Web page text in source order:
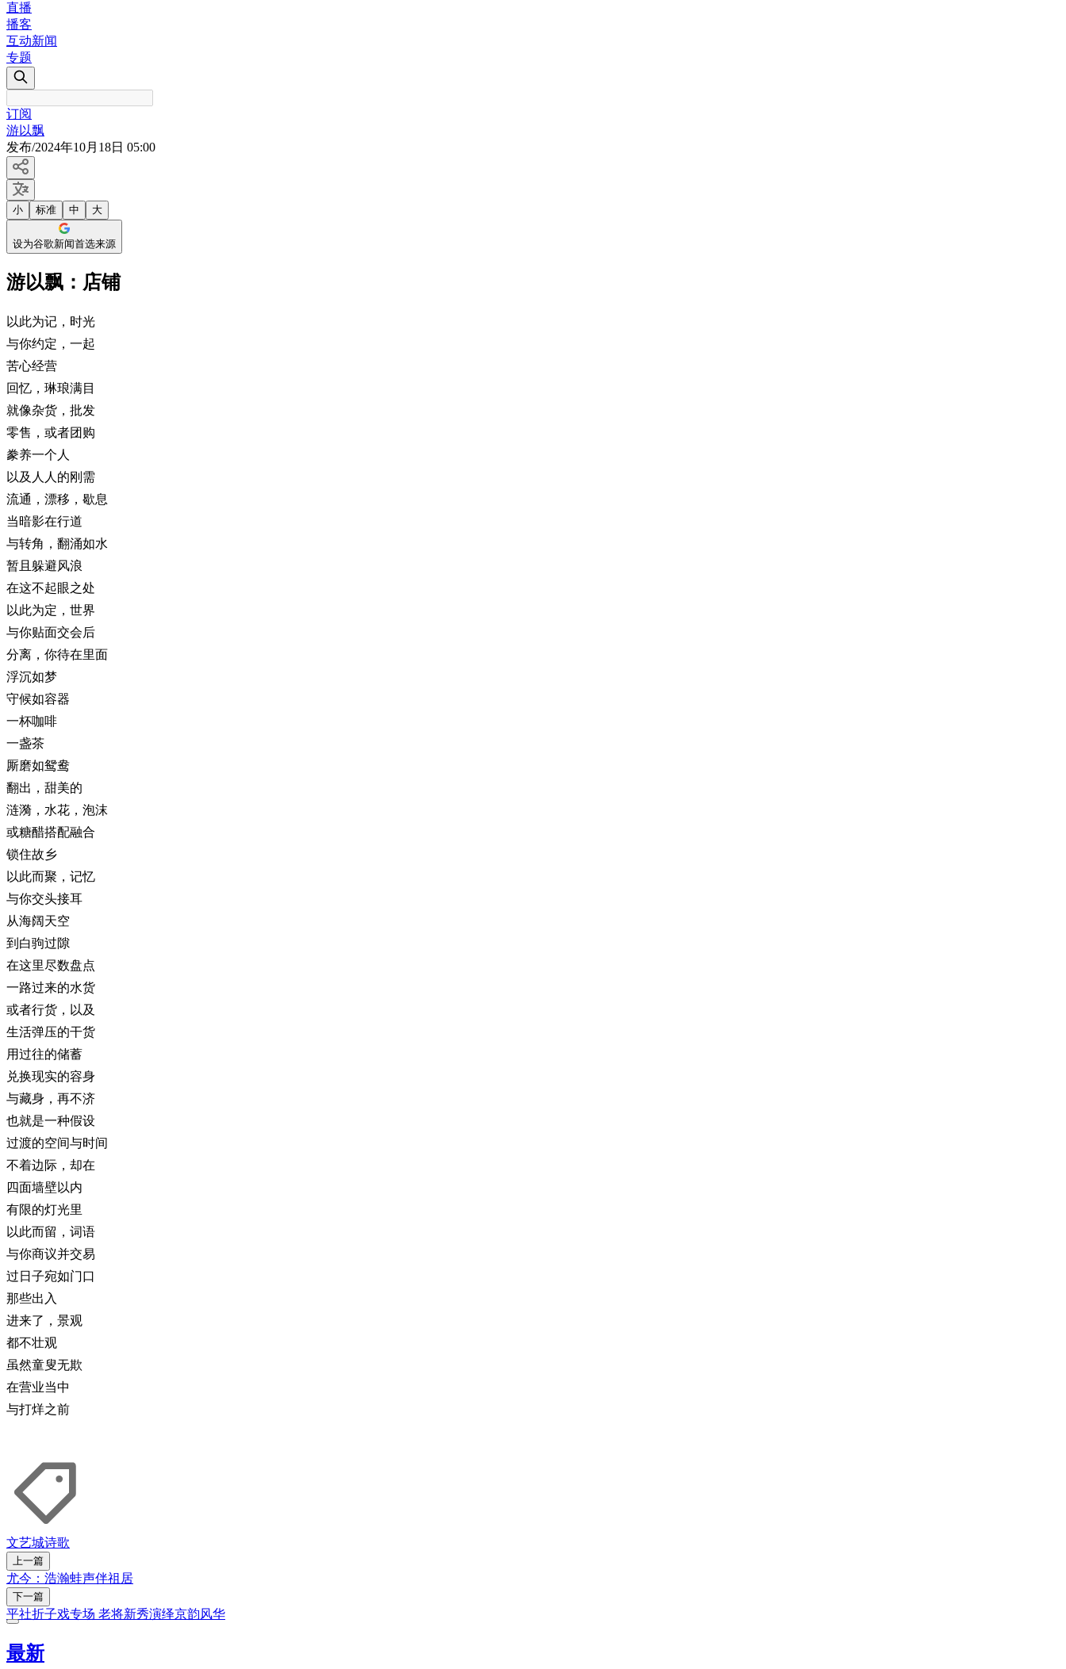
直播
播客
互动新闻
专题
订阅
游以飘
发布/2024年10月18日 05:00
小 标准 中 大
设为谷歌新闻首选来源
游以飘：店铺
以此为记，时光
与你约定，一起
苦心经营
回忆，琳琅满目
就像杂货，批发
零售，或者团购
豢养一个人
以及人人的刚需
流通，漂移，歇息
当暗影在行道
与转角，翻涌如水
暂且躲避风浪
在这不起眼之处
以此为定，世界
与你贴面交会后
分离，你待在里面
浮沉如梦
守候如容器
一杯咖啡
一盏茶
厮磨如鸳鸯
翻出，甜美的
涟漪，水花，泡沫
或糖醋搭配融合
锁住故乡
以此而聚，记忆
与你交头接耳
从海阔天空
到白驹过隙
在这里尽数盘点
一路过来的水货
或者行货，以及
生活弹压的干货
用过往的储蓄
兑换现实的容身
与藏身，再不济
也就是一种假设
过渡的空间与时间
不着边际，却在
四面墙壁以内
有限的灯光里
以此而留，词语
与你商议并交易
过日子宛如门口
那些出入
进来了，景观
都不壮观
虽然童叟无欺
在营业当中
与打烊之前
文艺城诗歌
上一篇
尤今：浩瀚蛙声伴祖居
下一篇
平社折子戏专场 老将新秀演绎京韵风华
最新